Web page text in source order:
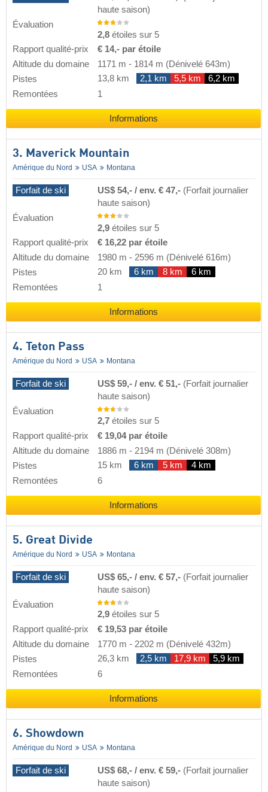
haute saison)
Évaluation
2,8 étoiles sur 5
Rapport qualité-prix
€ 14,- par étoile
Altitude du domaine
1171 m - 1814 m (Dénivelé 643m)
Pistes
13,8 km 2,1 km 5,5 km
6,2 km
Remontées
1
Informations
3. Maverick Mountain
Amérique du Nord USA Montana
Forfait de ski US$ 54,- / env. € 47,- (Forfait journalier
haute saison)
Évaluation
2,9 étoiles sur 5
Rapport qualité-prix
€ 16,22 par étoile
Altitude du domaine
1980 m - 2596 m (Dénivelé 616m)
Pistes
20 km 6 km 8 km
6 km
Remontées
1
Informations
4. Teton Pass
Amérique du Nord USA Montana
Forfait de ski US$ 59,- / env. € 51,- (Forfait journalier
haute saison)
Évaluation
2,7 étoiles sur 5
Rapport qualité-prix
€ 19,04 par étoile
Altitude du domaine
1886 m - 2194 m (Dénivelé 308m)
Pistes
15 km 6 km 5 km
4 km
Remontées
6
Informations
5. Great Divide
Amérique du Nord USA Montana
Forfait de ski US$ 65,- / env. € 57,- (Forfait journalier
haute saison)
Évaluation
2,9 étoiles sur 5
Rapport qualité-prix
€ 19,53 par étoile
Altitude du domaine
1770 m - 2202 m (Dénivelé 432m)
Pistes
26,3 km 2,5 km 17,9 km
5,9 km
Remontées
6
Informations
6. Showdown
Amérique du Nord USA Montana
Forfait de ski US$ 68,- / env. € 59,- (Forfait journalier
haute saison)